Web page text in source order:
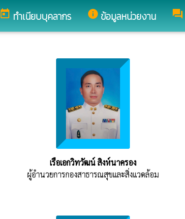
today ทำเนียบบุคลากร info ข้อมูลหน่วยงาน forum
เรือเอกวิทวัฒน์ สิงห์นาครอง
ผู้อำนวยการกองสาธารณสุขและสิ่งแวดล้อม